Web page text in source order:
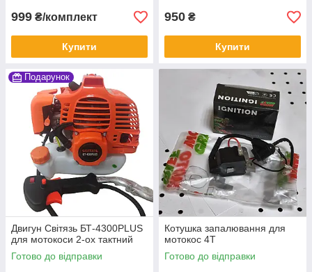
999 ₴/комплект
Купити
950 ₴
Купити
Подарунок
Двигун Світязь БТ-4300PLUS
для мотокоси 2-ох тактний
Готово до відправки
Котушка запалювання для
мотокос 4Т
Готово до відправки